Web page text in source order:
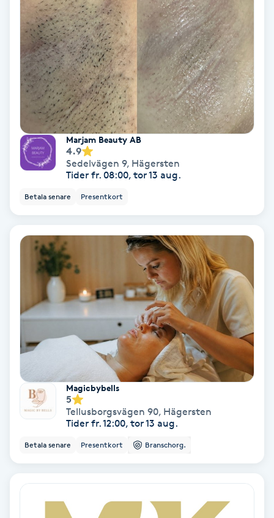
Cryoterapi
Damklippning
Dermapen
Diamantslipning
Enzympeeling
Extensions borttagning
Eyeliner-tatuering
Fet hårbotten
Fibromassage
Marjam Beauty AB
4.9
Sedelvägen 9, Hägersten
Tider fr. 08:00, tor 13 aug.
Betala senare Presentkort
Magicbybells
5
Tellusborgsvägen 90, Hägersten
Tider fr. 12:00, tor 13 aug.
Betala senare Presentkort Branschorg.